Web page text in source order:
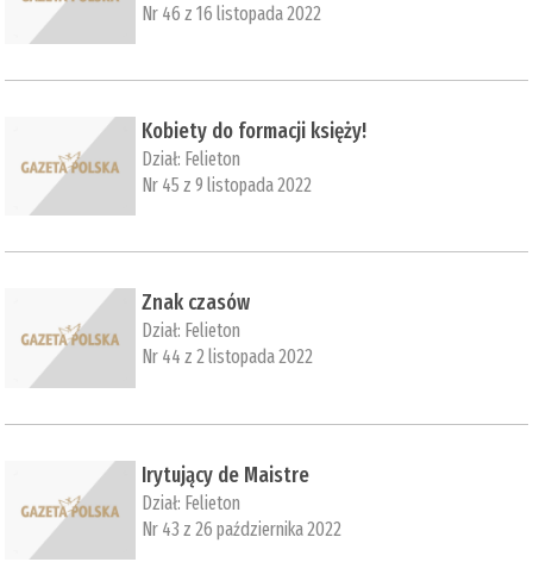
Nr 46 z 16 listopada 2022
Kobiety do formacji księży!
Dział: Felieton
Nr 45 z 9 listopada 2022
Znak czasów
Dział: Felieton
Nr 44 z 2 listopada 2022
Irytujący de Maistre
Dział: Felieton
Nr 43 z 26 października 2022